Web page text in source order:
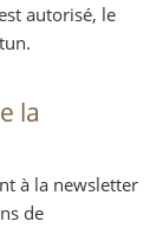
autorisé, le
la
à la newsletter
de